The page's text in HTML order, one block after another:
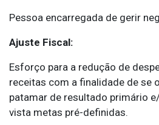
Pessoa encarregada de gerir
Ajuste Fiscal:
Esforço para a redução de
receitas com a finalidade de se
patamar de resultado primário
vista metas pré-definidas.